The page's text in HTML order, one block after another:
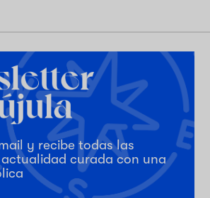
y recibe todas las
curada con una